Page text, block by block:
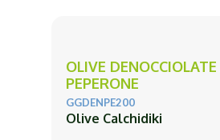
OLIVE
PEPERONE
GGDENPE200
Olive Calchidiki